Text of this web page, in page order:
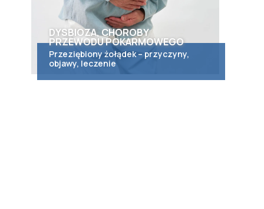
DYSBIOZA, CHOROBY
PRZEWODU POKARMOWEGO
Przeziębiony żołądek – przyczyny,
objawy, leczenie